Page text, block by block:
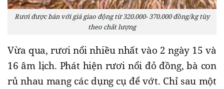
Rươi được bán với giá giao động từ 320.000- 370.000 đồng/kg tùy
theo chất lượng
Vừa qua, rươi nổi nhiều nhất vào 2 ngày 15 và
16 âm lịch. Phát hiện rươi nổi đỏ đồng, bà con
rủ nhau mang các dụng cụ để vớt. Chỉ sau một